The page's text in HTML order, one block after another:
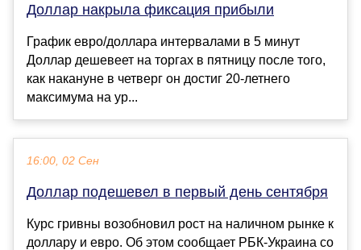
Доллар накрыла фиксация прибыли
График евро/доллара интервалами в 5 минут
Доллар дешевеет на торгах в пятницу после того,
как накануне в четверг он достиг 20-летнего
максимума на ур...
16:00, 02 Сен
Доллар подешевел в первый день сентября
Курс гривны возобновил рост на наличном рынке к
доллару и евро. Об этом сообщает РБК-Украина со